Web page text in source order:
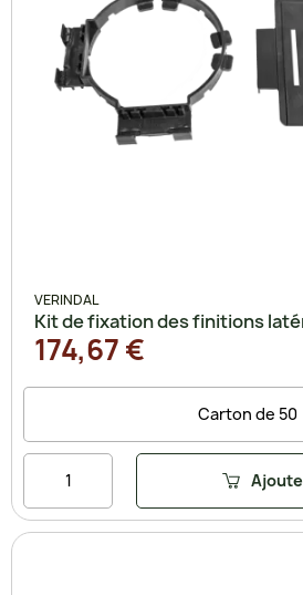
VERINDAL
Kit de fixation des finitions
174,67 €